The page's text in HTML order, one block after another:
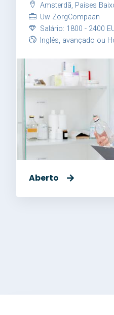
Amsterdã, Países
Uw ZorgCompaan
Salário: 1800 - 2400
Inglês, avançado ou
Aberto